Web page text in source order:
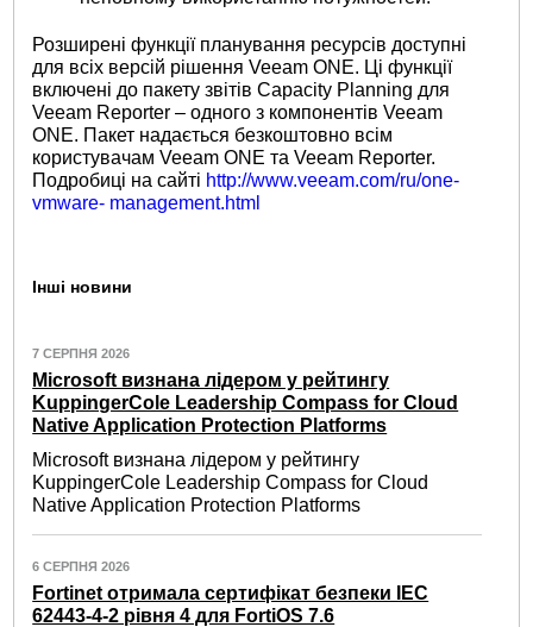
Розширені функції планування ресурсів доступні
для всіх версій рішення Veeam ONE. Ці функції
включені до пакету звітів Capacity Planning для
Veeam Reporter – одного з компонентів Veeam
ONE. Пакет надається безкоштовно всім
користувачам Veeam ONE та Veeam Reporter.
Подробиці на сайті http://www.veeam.com/ru/one-
vmware- management.html
Інші новини
7 СЕРПНЯ 2026
Microsoft визнана лідером у рейтингу
KuppingerCole Leadership Compass for Cloud
Native Application Protection Platforms
Microsoft визнана лідером у рейтингу
KuppingerCole Leadership Compass for Cloud
Native Application Protection Platforms
6 СЕРПНЯ 2026
Fortinet отримала сертифікат безпеки IEC
62443-4-2 рівня 4 для FortiOS 7.6